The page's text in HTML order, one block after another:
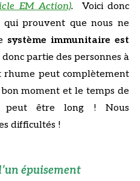
EM Action).Voici donc
qui prouvent que nous ne
système immunitaire est
partie des personnes à
rhume peut complètement
moment et le temps de
peut être long ! Nous
difficultés !
épuisement